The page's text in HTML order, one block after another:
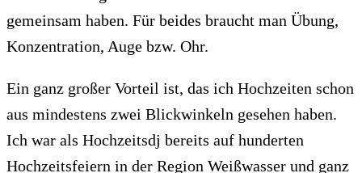
gemeinsam haben. Für beides braucht man Übung,
Konzentration, Auge bzw. Ohr.
Ein ganz großer Vorteil ist, das ich Hochzeiten schon
aus mindestens zwei Blickwinkeln gesehen haben.
Ich war als Hochzeitsdj bereits auf hunderten
Hochzeitsfeiern in der Region Weißwasser und ganz